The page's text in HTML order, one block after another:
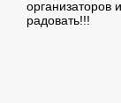
организаторов
радовать!!!